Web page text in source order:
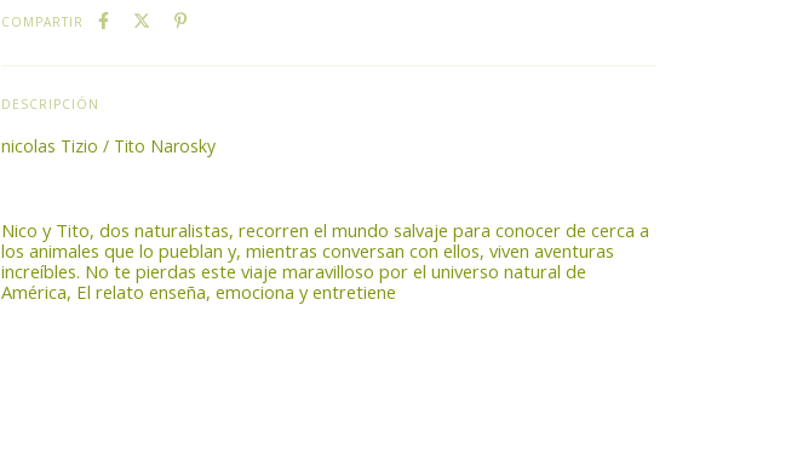
COMPARTIR
DESCRIPCIÓN
nicolas Tizio / Tito Narosky
Nico y Tito, dos naturalistas, recorren el mundo salvaje para conocer de cerca a
los animales que lo pueblan y, mientras conversan con ellos, viven aventuras
increíbles. No te pierdas este viaje maravilloso por el universo natural de
América, El relato enseña, emociona y entretiene